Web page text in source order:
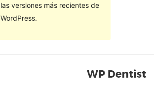
las versiones más recientes de
WordPress.